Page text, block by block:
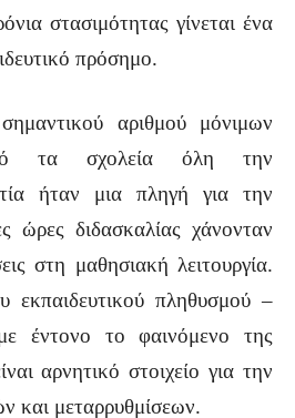
στασιμότητας γίνεται ένα
πρόσημο.
αριθμού μόνιμων
τα σχολεία όλη την
ήταν μια πληγή για την
ώρες διδασκαλίας χάνονταν
στη μαθησιακή λειτουργία.
πληθυσμού –
έντονο το φαινόμενο της
αρνητικό στοιχείο για την
και μεταρρυθμίσεων.